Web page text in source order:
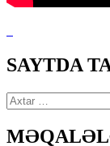
SAYTDA
Axtarış: